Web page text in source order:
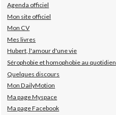
Agenda officiel
Mon site officiel
Mon CV
Mes livres
Hubert, l'amour d'une vie
Sérophobie et homophobie au quotidien
Quelques discours
Mon DailyMotion
Ma page Myspace
Ma page Facebook